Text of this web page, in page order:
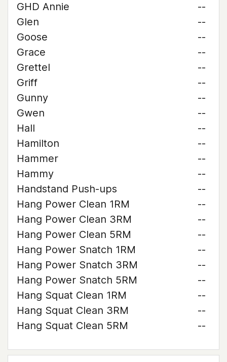
GHD Annie
--
Glen
--
Goose
--
Grace
--
Grettel
--
Griff
--
Gunny
--
Gwen
--
Hall
--
Hamilton
--
Hammer
--
Hammy
--
Handstand Push-ups
--
Hang Power Clean 1RM
--
Hang Power Clean 3RM
--
Hang Power Clean 5RM
--
Hang Power Snatch 1RM
--
Hang Power Snatch 3RM
--
Hang Power Snatch 5RM
--
Hang Squat Clean 1RM
--
Hang Squat Clean 3RM
--
Hang Squat Clean 5RM
--